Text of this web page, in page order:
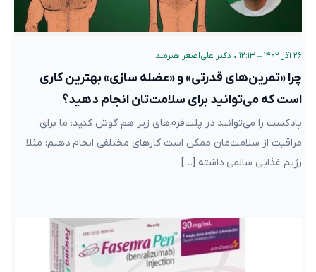
۲۶ آذر ۱۴۰۲ – ۱۲:۱۳ • دکتر علی‌اصغر هنرمند
چرا «تمرین‌های قدرتی» و «عضله سازی» بهترین کاری
است که می‌توانید برای سلامت‌تان انجام دهید؟
پادکست را می‌توانید در پلت‌فرم‌های زیر هم گوش کنید: ما برای
مراقبت از سلامت‌مان ممکن است کارهای مختلفی انجام دهیم: مثلا
رژیم غذایی سالمی داشته […]